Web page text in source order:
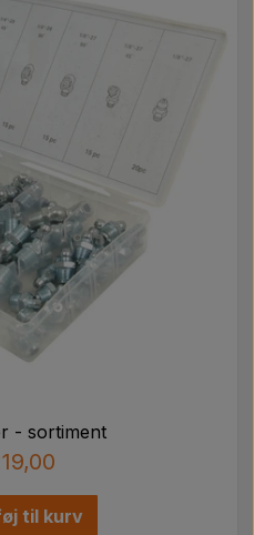
- sortiment
til kurv